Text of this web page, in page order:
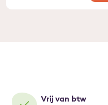
Vrij van btw